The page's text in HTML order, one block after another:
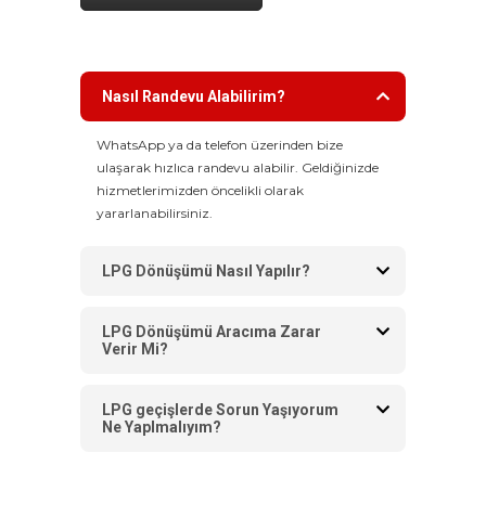
Nasıl Randevu Alabilirim?
WhatsApp ya da telefon üzerinden bize
ulaşarak hızlıca randevu alabilir. Geldiğinizde
hizmetlerimizden öncelikli olarak
yararlanabilirsiniz.
LPG Dönüşümü Nasıl Yapılır?
LPG Dönüşümü Aracıma Zarar
Verir Mi?
LPG geçişlerde Sorun Yaşıyorum
Ne Yaplmalıyım?